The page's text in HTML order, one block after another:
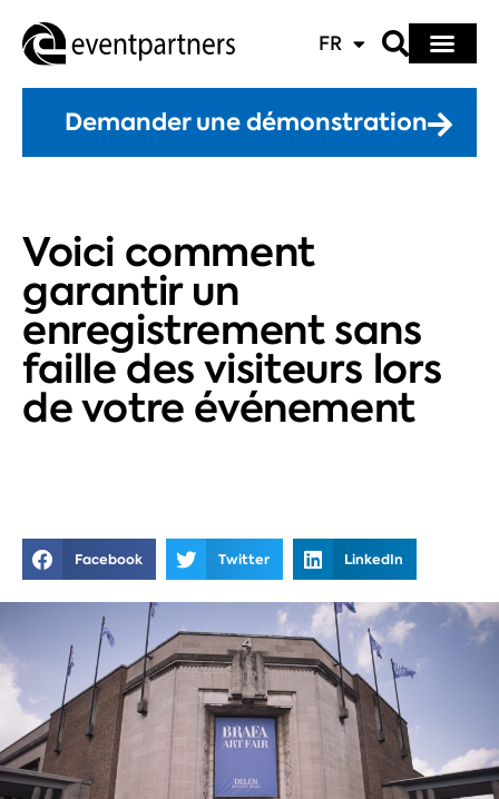
FR
Demander une démonstration
Voici comment
garantir un
enregistrement sans
faille des visiteurs lors
de votre événement
Facebook Twitter LinkedIn